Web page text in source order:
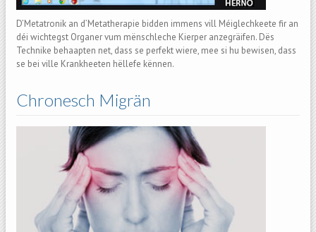
D’Metatronik an d’Metatherapie bidden immens vill Méiglechkeete fir an
déi wichtegst Organer vum mënschleche Kierper anzegräifen. Dës
Technike behaapten net, dass se perfekt wiere, mee si hu bewisen, dass
se bei ville Krankheeten hëllefe kënnen.
Chronesch Migrän